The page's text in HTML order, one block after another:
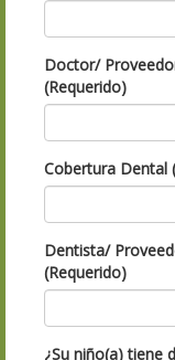
Doctor/
(Requerido)
Cobertura Dental
Dentista/
(Requerido)
¿Su niño(a) tiene